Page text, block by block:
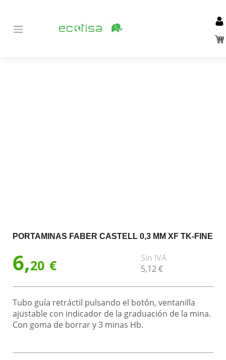
PORTAMINAS FABER CASTELL 0,3 MM XF TK-FINE
6,20 €
Sin IVA
5,12€
Tubo guía retráctil pulsando el botón, ventanilla
ajustable con indicador de la graduación de la mina.
Con goma de borrar y 3 minas Hb.